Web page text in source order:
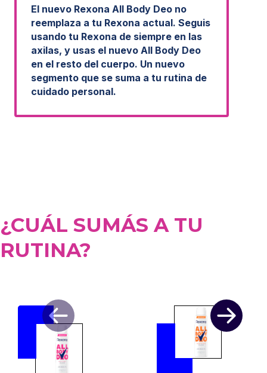
El nuevo Rexona All Body Deo no
reemplaza a tu Rexona actual. Seguis
usando tu Rexona de siempre en las
axilas, y usas el nuevo All Body Deo
en el resto del cuerpo. Un nuevo
segmento que se suma a tu rutina de
cuidado personal.
¿CUÁL SUMÁS A TU
RUTINA?